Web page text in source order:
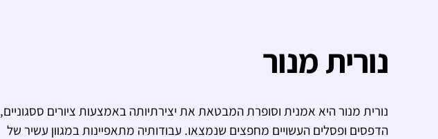
נורית מנור
נורית מנור היא אמנית וסופרת המבטאת את יצירתיותה באמצעות ציורים ססגוניים,
הדפסים ופסלים העשויים מחפצים שנמצאו. עבודותיה מתאפיינות במגוון עשיר של